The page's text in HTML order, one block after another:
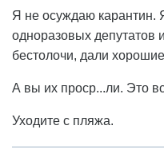
Я не осуждаю карантин.
одноразовых депутатов
бестолочи, дали
А вы их проср...ли. Это
Уходите с пляжа.